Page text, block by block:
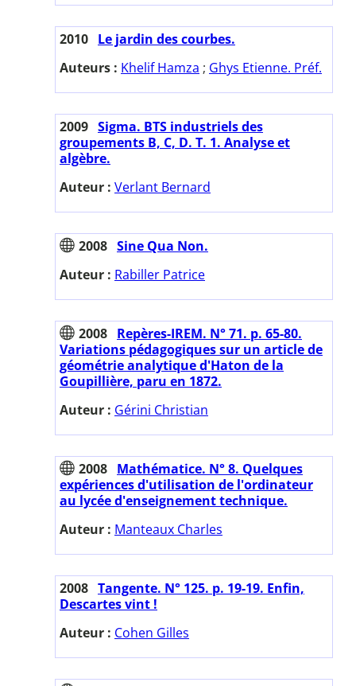
2010 Le jardin des courbes.
Auteurs : Khelif Hamza ; Ghys Etienne. Préf.
2009 Sigma. BTS industriels des
groupements B, C, D. T. 1. Analyse et
algèbre.
Auteur : Verlant Bernard
2008 Sine Qua Non.
Auteur : Rabiller Patrice
2008 Repères-IREM. N° 71. p. 65-80.
Variations pédagogiques sur un article de
géométrie analytique d'Haton de la
Goupillière, paru en 1872.
Auteur : Gérini Christian
2008 Mathématice. N° 8. Quelques
expériences d'utilisation de l'ordinateur
au lycée d'enseignement technique.
Auteur : Manteaux Charles
2008 Tangente. N° 125. p. 19-19. Enfin,
Descartes vint !
Auteur : Cohen Gilles